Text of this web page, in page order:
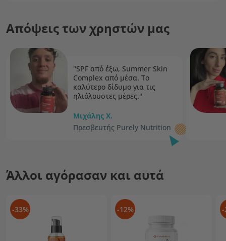
Απόψεις των χρηστών μας
"SPF από έξω, Summer Skin
Complex από μέσα. Το
καλύτερο δίδυμο για τις
ηλιόλουστες μέρες."
Μιχάλης Χ.
Πρεσβευτής Purely Nutrition
Άλλοι αγόρασαν και αυτά
-33% -12% -